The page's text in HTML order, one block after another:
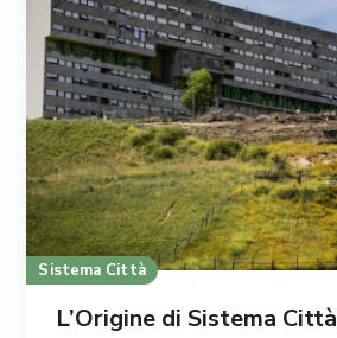
Sistema Città
L’Origine di Sistema Città